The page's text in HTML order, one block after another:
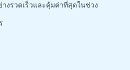
งรวดเร็วและคุ้มค่าที่สุดในช่วง